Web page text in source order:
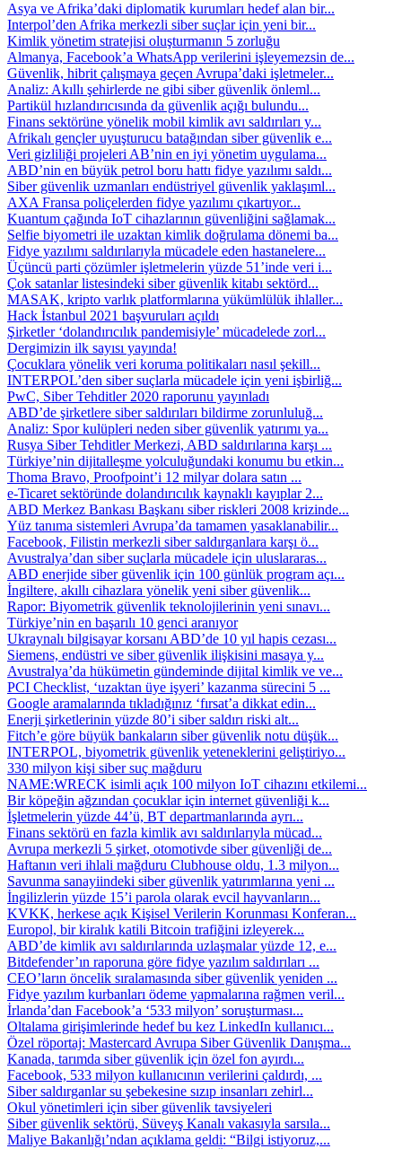
Asya ve Afrika’daki diplomatik kurumları hedef alan bir...
Interpol’den Afrika merkezli siber suçlar için yeni bir...
Kimlik yönetim stratejisi oluşturmanın 5 zorluğu
Almanya, Facebook’a WhatsApp verilerini işleyemezsin de...
Güvenlik, hibrit çalışmaya geçen Avrupa’daki işletmeler...
Analiz: Akıllı şehirlerde ne gibi siber güvenlik önleml...
Partikül hızlandırıcısında da güvenlik açığı bulundu...
Finans sektörüne yönelik mobil kimlik avı saldırıları y...
Afrikalı gençler uyuşturucu batağından siber güvenlik e...
Veri gizliliği projeleri AB’nin en iyi yönetim uygulama...
ABD’nin en büyük petrol boru hattı fidye yazılımı saldı...
Siber güvenlik uzmanları endüstriyel güvenlik yaklaşıml...
AXA Fransa poliçelerden fidye yazılımı çıkartıyor...
Kuantum çağında IoT cihazlarının güvenliğini sağlamak...
Selfie biyometri ile uzaktan kimlik doğrulama dönemi ba...
Fidye yazılımı saldırılarıyla mücadele eden hastanelere...
Üçüncü parti çözümler işletmelerin yüzde 51’inde veri i...
Çok satanlar listesindeki siber güvenlik kitabı sektörd...
MASAK, kripto varlık platformlarına yükümlülük ihlaller...
Hack İstanbul 2021 başvuruları açıldı
Şirketler ‘dolandırıcılık pandemisiyle’ mücadelede zorl...
Dergimizin ilk sayısı yayında!
Çocuklara yönelik veri koruma politikaları nasıl şekill...
INTERPOL’den siber suçlarla mücadele için yeni işbirliğ...
PwC, Siber Tehditler 2020 raporunu yayınladı
ABD’de şirketlere siber saldırıları bildirme zorunluluğ...
Analiz: Spor kulüpleri neden siber güvenlik yatırımı ya...
Rusya Siber Tehditler Merkezi, ABD saldırılarına karşı ...
Türkiye’nin dijitalleşme yolculuğundaki konumu bu etkin...
Thoma Bravo, Proofpoint’i 12 milyar dolara satın ...
e-Ticaret sektöründe dolandırıcılık kaynaklı kayıplar 2...
ABD Merkez Bankası Başkanı siber riskleri 2008 krizinde...
Yüz tanıma sistemleri Avrupa’da tamamen yasaklanabilir...
Facebook, Filistin merkezli siber saldırganlara karşı ö...
Avustralya’dan siber suçlarla mücadele için uluslararas...
ABD enerjide siber güvenlik için 100 günlük program açı...
İngiltere, akıllı cihazlara yönelik yeni siber güvenlik...
Rapor: Biyometrik güvenlik teknolojilerinin yeni sınavı...
Türkiye’nin en başarılı 10 genci aranıyor
Ukraynalı bilgisayar korsanı ABD’de 10 yıl hapis cezası...
Siemens, endüstri ve siber güvenlik ilişkisini masaya y...
Avustralya’da hükümetin gündeminde dijital kimlik ve ve...
PCI Checklist, ‘uzaktan üye işyeri’ kazanma sürecini 5 ...
Google aramalarında tıkladığınız ‘fırsat’a dikkat edin...
Enerji şirketlerinin yüzde 80’i siber saldırı riski alt...
Fitch’e göre büyük bankaların siber güvenlik notu düşük...
INTERPOL, biyometrik güvenlik yeteneklerini geliştiriyo...
330 milyon kişi siber suç mağduru
NAME:WRECK isimli açık 100 milyon IoT cihazını etkilemi...
Bir köpeğin ağzından çocuklar için internet güvenliği k...
İşletmelerin yüzde 44’ü, BT departmanlarında ayrı...
Finans sektörü en fazla kimlik avı saldırılarıyla mücad...
Avrupa merkezli 5 şirket, otomotivde siber güvenliği de...
Haftanın veri ihlali mağduru Clubhouse oldu, 1.3 milyon...
Savunma sanayiindeki siber güvenlik yatırımlarına yeni ...
İngilizlerin yüzde 15’i parola olarak evcil hayvanların...
KVKK, herkese açık Kişisel Verilerin Korunması Konferan...
Europol, bir kiralık katili Bitcoin trafiğini izleyerek...
ABD’de kimlik avı saldırılarında uzlaşmalar yüzde 12, e...
Bitdefender’ın raporuna göre fidye yazılım saldırıları ...
CEO’ların öncelik sıralamasında siber güvenlik yeniden ...
Fidye yazılım kurbanları ödeme yapmalarına rağmen veril...
İrlanda’dan Facebook’a ‘533 milyon’ soruşturması...
Oltalama girişimlerinde hedef bu kez LinkedIn kullanıcı...
Özel röportaj: Mastercard Avrupa Siber Güvenlik Danışma...
Kanada, tarımda siber güvenlik için özel fon ayırdı...
Facebook, 533 milyon kullanıcının verilerini çaldırdı, ...
Siber saldırganlar su şebekesine sızıp insanları zehirl...
Okul yönetimleri için siber güvenlik tavsiyeleri
Siber güvenlik sektörü, Süveyş Kanalı vakasıyla sarsıla...
Maliye Bakanlığı’ndan açıklama geldi: “Bilgi istiyoruz,...